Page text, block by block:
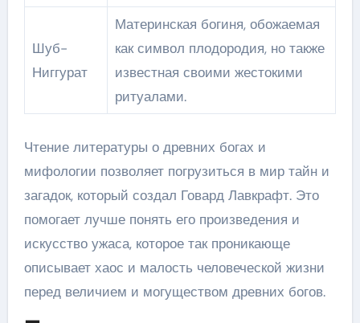
Шуб-
Ниггурат
Материнская богиня, обожаемая
как символ плодородия, но также
известная своими жестокими
ритуалами.
Чтение литературы о древних богах и
мифологии позволяет погрузиться в мир тайн и
загадок, который создал Говард Лавкрафт. Это
помогает лучше понять его произведения и
искусство ужаса, которое так проникающе
описывает хаос и малость человеческой жизни
перед величием и могуществом древних богов.